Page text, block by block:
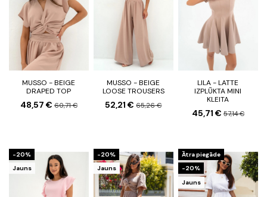
MUSSO - BEIGE
DRAPED TOP
48,57 € 60,71 €
MUSSO - BEIGE
LOOSE TROUSERS
52,21 €65,26 €
LILA - LATTE
IZPLŪKTA MINI
KLEITA
45,71 € 57,14 €
-20%
Jauns
-20%
Jauns
Ātra piegāde
-20%
Jauns